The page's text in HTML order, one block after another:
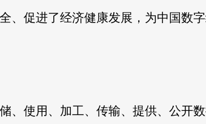
、促进了经济健康发展，为中国数
、使用、加工、传输、提供、公开